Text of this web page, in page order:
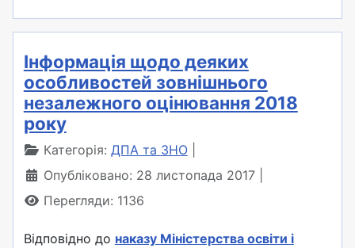
Інформація щодо деяких
особливостей зовнішнього
незалежного оцінювання 2018
року
Категорія: ДПА та ЗНО
Опубліковано: 28 листопада 2017
Перегляди: 1136
Відповідно до наказу Міністерства освіти і